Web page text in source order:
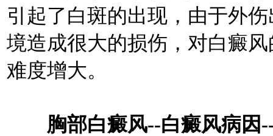
引起了白斑的出现，由于外
境造成很大的损伤，对白癜
难度增大。
胸部白癜风--白癜风病因